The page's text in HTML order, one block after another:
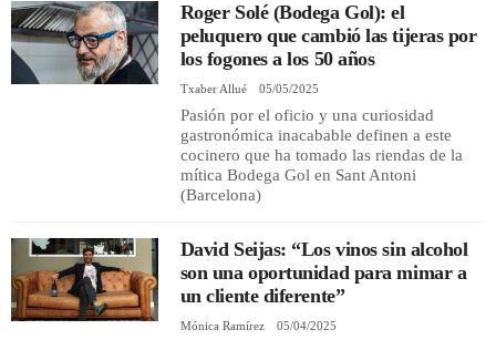
Roger Solé (Bodega Gol): el
peluquero que cambió las tijeras por
los fogones a los 50 años
Txaber Allué 05/05/2025
Pasión por el oficio y una curiosidad
gastronómica inacabable definen a este
cocinero que ha tomado las riendas de la
mítica Bodega Gol en Sant Antoni
(Barcelona)
David Seijas: “Los vinos sin alcohol
son una oportunidad para mimar a
un cliente diferente”
Mónica Ramírez 05/04/2025